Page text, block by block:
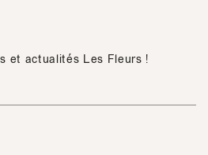
et actualités Les Fleurs !